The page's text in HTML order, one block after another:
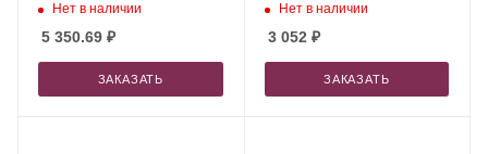
Нет в наличии
5 350.69 ₽
ЗАКАЗАТЬ
Нет в наличии
3 052₽
ЗАКАЗАТЬ